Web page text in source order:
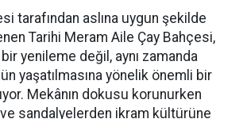
tarafından aslına uygun şekilde
Tarihi Meram Aile Çay Bahçesi,
yenileme değil, aynı zamanda
yaşatılmasına yönelik önemli bir
Mekânın dokusu korunurken
ve sandalyelerden ikram kültürüne